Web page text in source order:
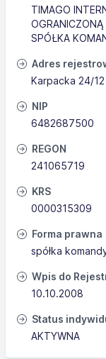
TIMAGO
SPÓŁKA
Adres
Karpacka 24/
NIP
6482687500
REGON
241065719
KRS
0000315309
Forma prawna
spółka
Wpis do
10.10.2008
Status
AKTYWNA